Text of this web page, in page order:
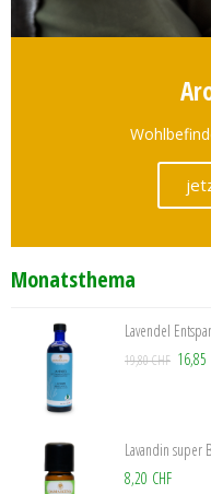
Monatsthema
Lavendel
19,80 CHF 16,85
Lavandin super
8,20 CHF